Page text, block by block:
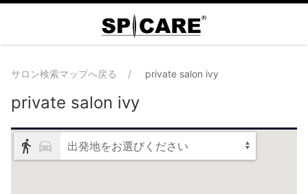
サロン検索マップへ戻る private salon ivy
private salon ivy
出発地をお選びください